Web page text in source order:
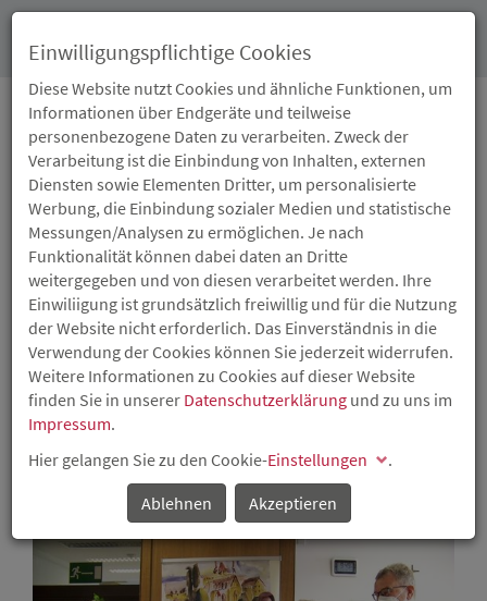
28.03.2022
DIGITALPAKT SCHULE:
RUND 365.000 EURO
FÜR DIE
SCHULSTIFTUNG
CALVARIENBERG IN BAD
NEUENAHR-AHRWEILER
Bildungsministerin Dr. Stefanie Hubig übergibt
Förderbescheid
Einwilligungspflichtige Cookies
Diese Website nutzt Cookies und ähnliche Funktionen, um
Informationen über Endgeräte und teilweise
personenbezogene Daten zu verarbeiten. Zweck der
Verarbeitung ist die Einbindung von Inhalten, externen
Diensten sowie Elementen Dritter, um personalisierte
Werbung, die Einbindung sozialer Medien und statistische
Messungen/Analysen zu ermöglichen. Je nach
Funktionalität können dabei daten an Dritte
weitergegeben und von diesen verarbeitet werden. Ihre
Einwiliigung ist grundsätzlich freiwillig und für die Nutzung
der Website nicht erforderlich. Das Einverständnis in die
Verwendung der Cookies können Sie jederzeit widerrufen.
Weitere Informationen zu Cookies auf dieser Website
finden Sie in unserer Datenschutzerklärung und zu uns im
Impressum.
Hier gelangen Sie zu den Cookie-Einstellungen
.
Ablehnen
Akzeptieren